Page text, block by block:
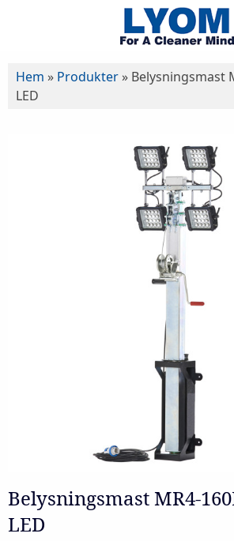
Hem » Produkter » Belysningsmast
LED
Belysningsmast MR4-
LED